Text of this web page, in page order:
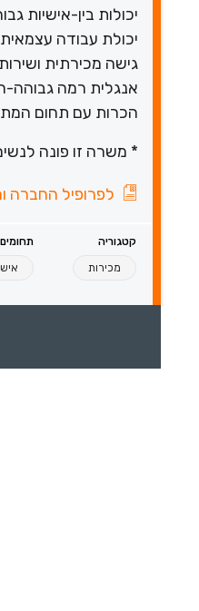
יכולות בין-אישיות
יכולת עבודה עצמאית
גישה מכירתית
אנגלית רמה גבוהה-
הכרות עם תחום
* משרה זו פונה
לפרופיל החברה
קטגוריה תחומים
מכירות